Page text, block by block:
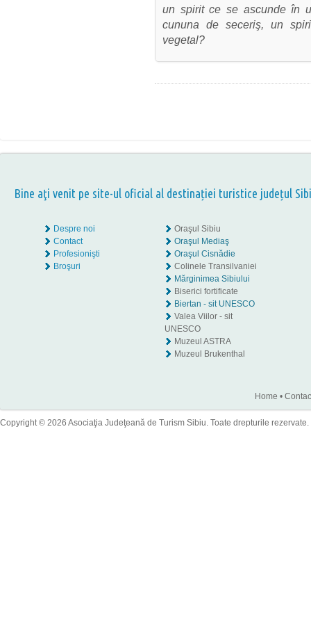
un spirit ce se ascunde în
cununa de seceriş, un
vegetal?
Bine aţi venit pe site-ul oficial al destinației turistice județul
Despre noi
Contact
Profesionişti
Broşuri
Oraşul Sibiu
Oraşul Mediaş
Oraşul Cisnădie
Colinele Transilvaniei
Mărginimea Sibiului
Biserici fortificate
Biertan - sit UNESCO
Valea Viilor - sit
UNESCO
Muzeul ASTRA
Muzeul Brukenthal
Home •
Copyright © 2026 Asociaţia Judeţeană de Turism Sibiu. Toate drepturile rezervate.